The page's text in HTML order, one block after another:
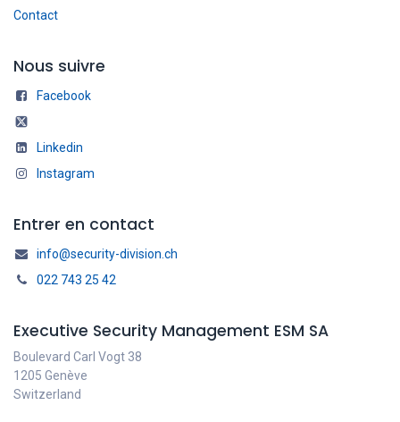
Contact
Nous suivre
Facebook
Linkedin
Instagram
Entrer en contact
info@security-division.ch
022 743 25 42
Executive Security Management ESM SA
Boulevard Carl Vogt 38
1205 Genève
Switzerland